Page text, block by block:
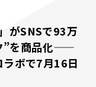
がSNSで93万
”を商品化——
ボで7月16日